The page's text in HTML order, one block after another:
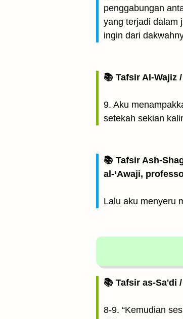
penggabungan
yang terjadi dalam
ingin dari
📚 Tafsir Al-Wajiz
9. Aku
setekah sekian
📚 Tafsir Ash-
al-‘Awaji,
Lalu aku menyeru
📚 Tafsir as-Sa'di
8-9. “Kemudian